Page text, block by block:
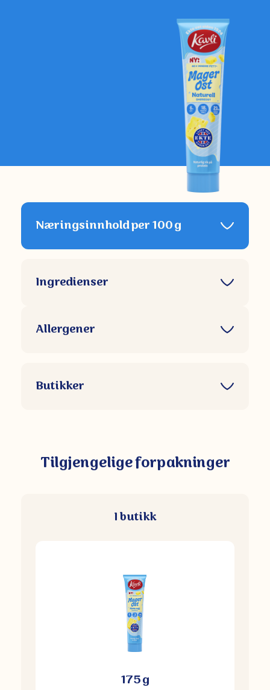
Næringsinnhold per 100 g
Ingredienser
Allergener
Butikker
Tilgjengelige forpakninger
I butikk
175 g